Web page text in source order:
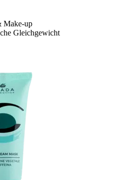
Make-up
Gleichgewicht